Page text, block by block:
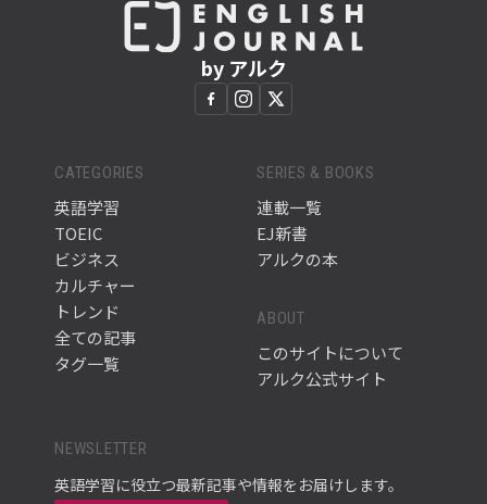
by アルク
CATEGORIES
英語学習
TOEIC
ビジネス
カルチャー
トレンド
全ての記事
タグ一覧
SERIES & BOOKS
連載一覧
EJ新書
アルクの本
ABOUT
このサイトについて
アルク公式サイト
NEWSLETTER
英語学習に役立つ最新記事や情報をお届けします。